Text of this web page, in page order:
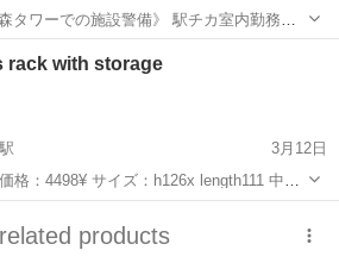
～OKだから プライベートも大事にしなが
だから お仕事帰りに遊びに行くのにも便利
rack with storage
3月12日
：4498¥ サイズ：h126x length111 中古
ることをご了承いただける方のみお問い